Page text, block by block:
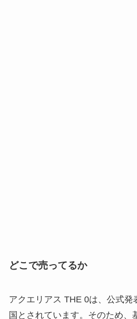
どこで売ってるか
アクエリアス THE 0は、公式発
国とされています。そのため、